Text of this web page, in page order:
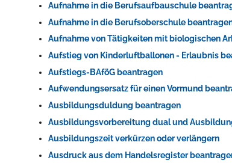
Aufnahme in die Berufsaufbauschule
Aufnahme in die Berufsoberschule
Aufnahme von Tätigkeiten mit biologischen
Aufstieg von Kinderluftballonen - Erlaubnis
Aufstiegs-BAföG beantragen
Aufwendungsersatz für einen Vormund
Ausbildungsduldung beantragen
Ausbildungsvorbereitung dual und
Ausbildungszeit verkürzen oder verlängern
Ausdruck aus dem Handelsregister